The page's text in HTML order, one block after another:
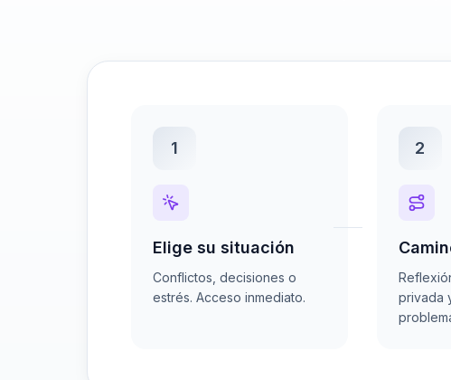
1
Elige su situación
Conflictos, decisiones o
estrés. Acceso inmediato.
2
privada